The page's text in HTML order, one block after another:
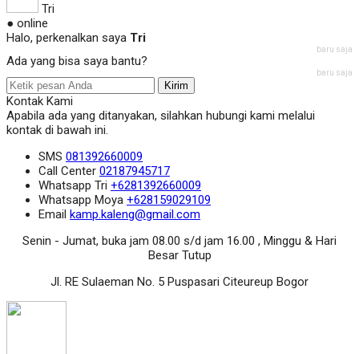
Tri
● online
Halo, perkenalkan saya Tri
baru saja
Ada yang bisa saya bantu?
baru saja
Kirim
Kontak Kami
Apabila ada yang ditanyakan, silahkan hubungi kami melalui
kontak di bawah ini.
SMS 081392660009
Call Center 02187945717
Whatsapp Tri +6281392660009
Whatsapp Moya +628159029109
Email kamp.kaleng@gmail.com
Senin - Jumat, buka jam 08.00 s/d jam 16.00 , Minggu & Hari
Besar Tutup
Jl. RE Sulaeman No. 5 Puspasari Citeureup Bogor